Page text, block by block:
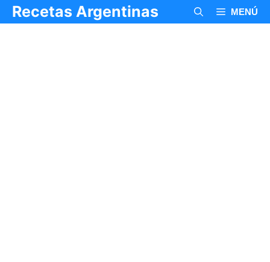
Saltar
al
Recetas Argentinas MENÚ